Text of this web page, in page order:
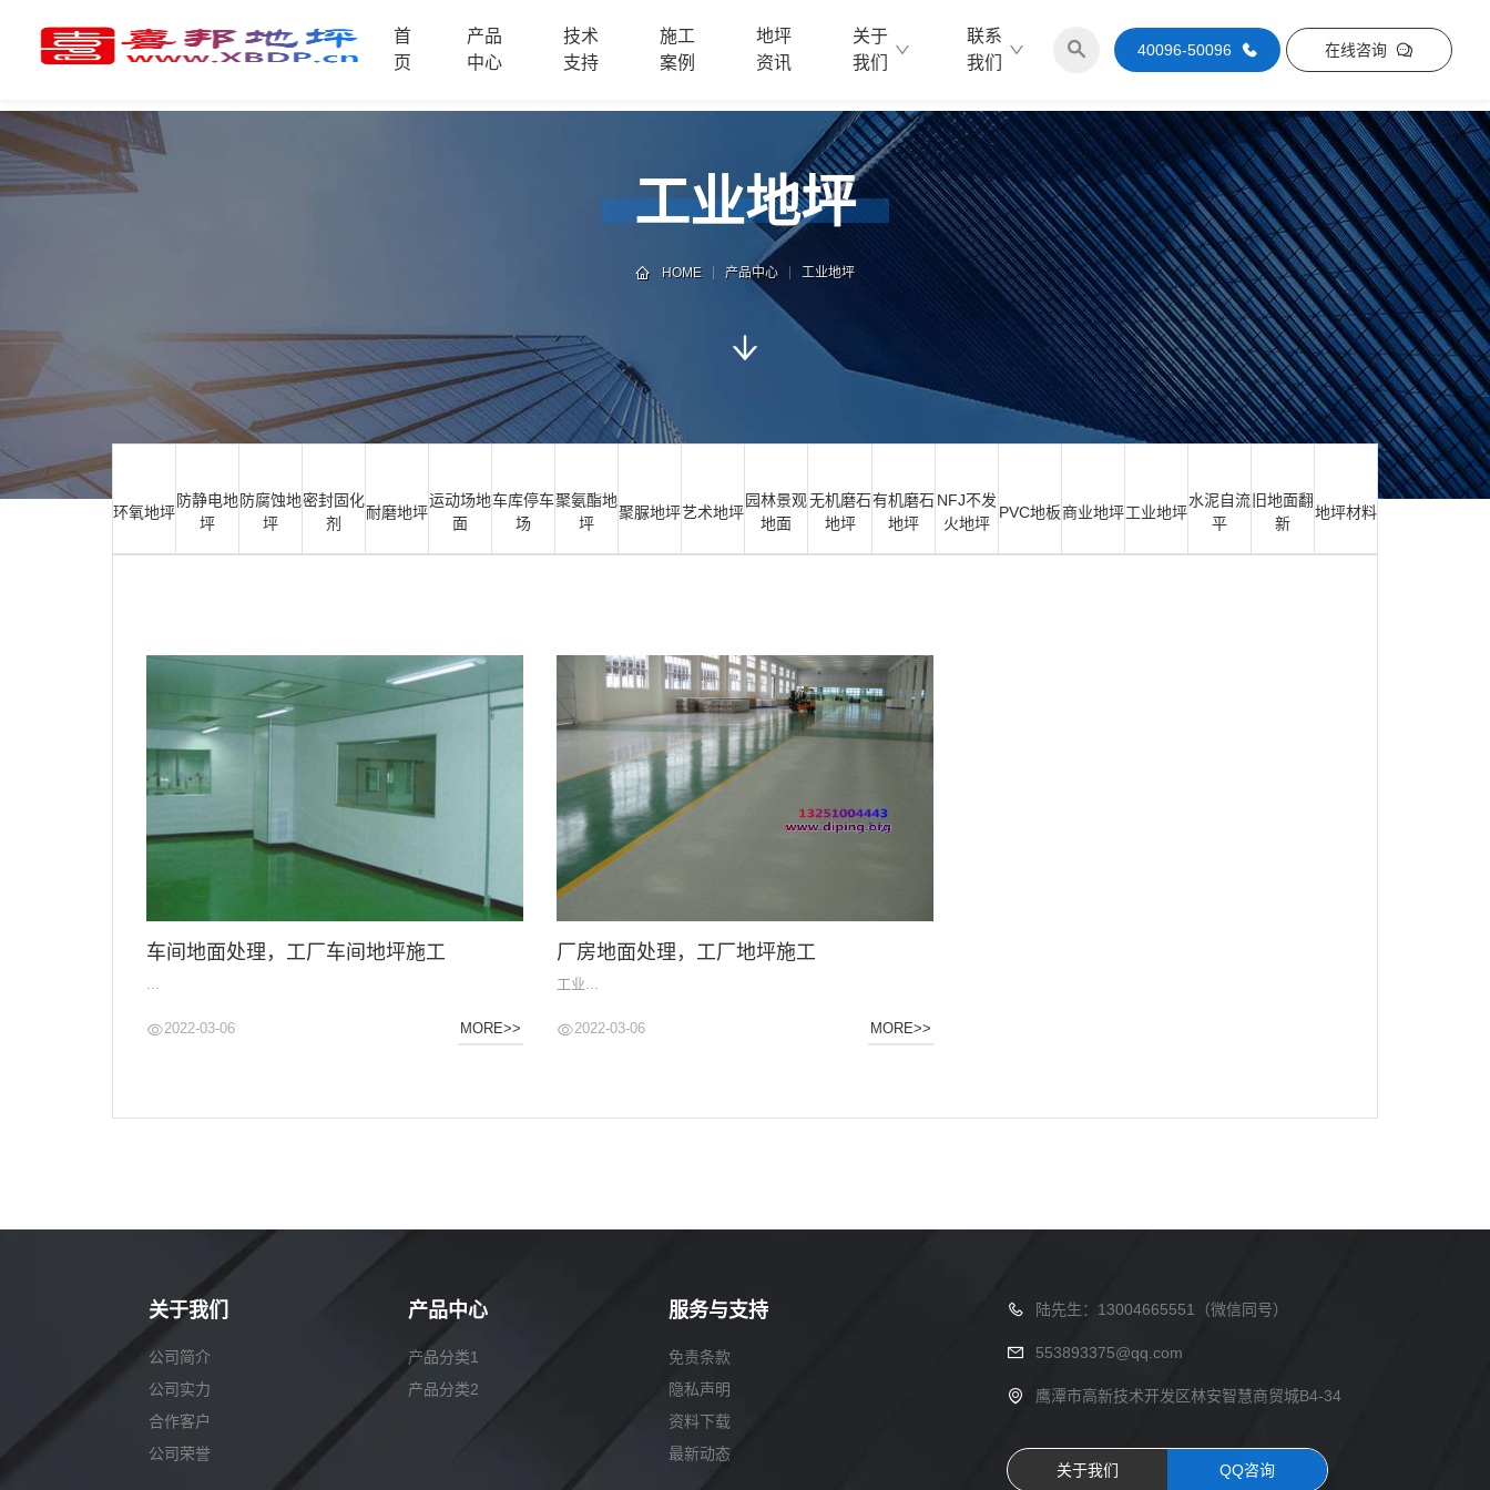
首
页
产品
中心
技术
支持
施工
案例
地坪
资讯
关于
我们
联系
我们
40096-50096 在线咨询
品
中
心
技
术
案
联
系
电
话
工业地坪
HOME 产品中心 工业地坪
环氧地坪
防静电地
坪
防腐蚀地
坪
密封固化
剂
耐磨地坪
运动场地
面
车库停车
场
聚氨酯地
坪
聚脲地坪艺术地坪
园林景观
地面
无机磨石
地坪
有机磨石
地坪
NFJ不发
火地坪
PVC地板商业地坪工业地坪
水泥自流
平
旧地面翻
新
地坪材料
车间地面处理，工厂车间地坪施工
...
2022-03-06 MORE>>
厂房地面处理，工厂地坪施工
工业...
2022-03-06 MORE>>
关于我们
公司简介
公司实力
合作客户
公司荣誉
产品中心
产品分类1
产品分类2
服务与支持
免责条款
隐私声明
资料下载
最新动态
陆先生：13004665551（微信同号）
553893375@qq.com
鹰潭市高新技术开发区林安智慧商贸城B4-34
关于我们 QQ咨询